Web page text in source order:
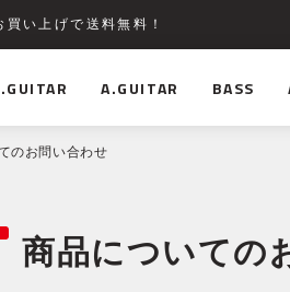
い上げで送料無料！
A.GUITAR BASS
のお問い合わせ
商品についての